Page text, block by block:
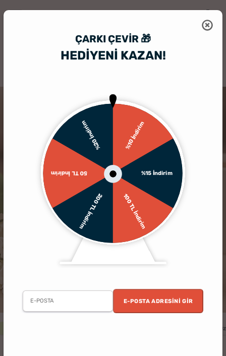
ÇARKI ÇEVIR 🎁
HEDİYENİ KAZAN!
%10 İndirim
%15 İndirim
100 TL İndirim
200 TL İndirim
50 TL İndirim
%20 İndirim
E-POSTA ADRESINI GIR
Kişiye